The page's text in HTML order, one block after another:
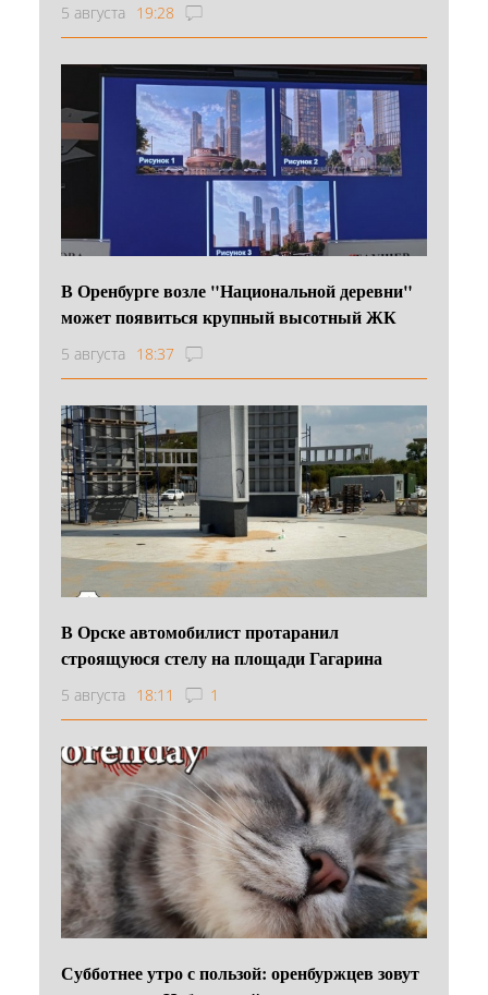
5 августа 19:28
В Оренбурге возле "Национальной деревни"
может появиться крупный высотный ЖК
5 августа 18:37
В Орске автомобилист протаранил
строящуюся стелу на площади Гагарина
5 августа 18:11 1
Субботнее утро с пользой: оренбуржцев зовут